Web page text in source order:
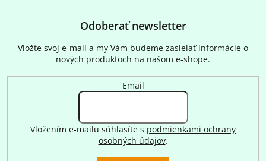
Odoberať newsletter
Vložte svoj e-mail a my Vám budeme zasielať informácie o
nových produktoch na našom e-shope.
Email
Vložením e-mailu súhlasíte s podmienkami ochrany
osobných údajov.